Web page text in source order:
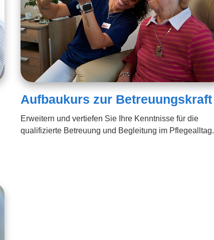
Aufbaukurs zur Betreuungskraft
Erweitern und vertiefen Sie Ihre Kenntnisse für die
qualifizierte Betreuung und Begleitung im Pflegealltag.